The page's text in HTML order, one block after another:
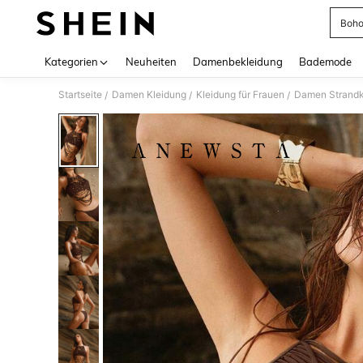
Kategorien Neuheiten Damenbekleidung Bademode
Startseite / Damen Kleidung / Kleidung für Frauen / Damen